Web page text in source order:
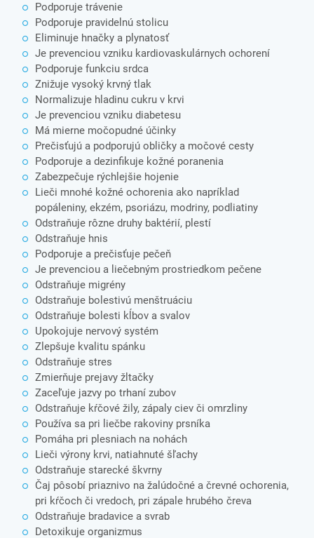
Podporuje trávenie
Podporuje pravidelnú stolicu
Eliminuje hnačky a plynatosť
Je prevenciou vzniku kardiovaskulárnych ochorení
Podporuje funkciu srdca
Znižuje vysoký krvný tlak
Normalizuje hladinu cukru v krvi
Je prevenciou vzniku diabetesu
Má mierne močopudné účinky
Prečisťujú a podporujú obličky a močové cesty
Podporuje a dezinfikuje kožné poranenia
Zabezpečuje rýchlejšie hojenie
Lieči mnohé kožné ochorenia ako napríklad
popáleniny, ekzém, psoriázu, modriny, podliatiny
Odstraňuje rôzne druhy baktérií, plestí
Odstraňuje hnis
Podporuje a prečisťuje pečeň
Je prevenciou a liečebným prostriedkom pečene
Odstraňuje migrény
Odstraňuje bolestivú menštruáciu
Odstraňuje bolesti kĺbov a svalov
Upokojuje nervový systém
Zlepšuje kvalitu spánku
Odstraňuje stres
Zmierňuje prejavy žltačky
Zaceľuje jazvy po trhaní zubov
Odstraňuje kŕčové žily, zápaly ciev či omrzliny
Používa sa pri liečbe rakoviny prsníka
Pomáha pri plesniach na nohách
Lieči výrony krvi, natiahnuté šľachy
Odstraňuje starecké škvrny
Čaj pôsobí priaznivo na žalúdočné a črevné ochorenia,
pri kŕčoch či vredoch, pri zápale hrubého čreva
Odstraňuje bradavice a svrab
Detoxikuje organizmus